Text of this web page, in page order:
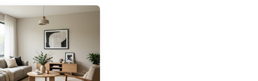
Latvijas finanšu sektora
stāvokli un nākotnes
veido Latvijas ekonomisko
un Eiropā.